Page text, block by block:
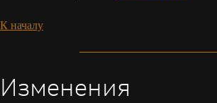
К началу
Изменения